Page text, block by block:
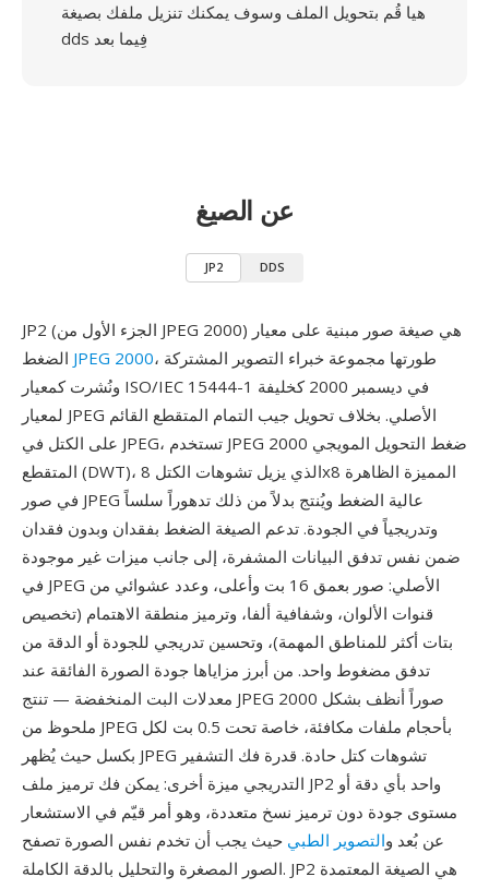
هيا قُم بتحويل الملف وسوف يمكنك تنزيل ملفك بصيغة
dds فِيما بعد
عن الصيغ
JP2 DDS
JP2 (الجزء الأول من JPEG 2000) هي صيغة صور مبنية على معيار
JPEG 2000، طورتها مجموعة خبراء التصوير المشتركة
ونُشرت كمعيار ISO/IEC 15444-1 في ديسمبر 2000 كخليفة
لمعيار JPEG الأصلي. بخلاف تحويل جيب التمام المتقطع القائم
على الكتل في JPEG، تستخدم JPEG 2000 ضغط التحويل المويجي
المتقطع (DWT)، الذي يزيل تشوهات الكتل 8x8 المميزة الظاهرة
في صور JPEG عالية الضغط ويُنتج بدلاً من ذلك تدهوراً سلساً
وتدريجياً في الجودة. تدعم الصيغة الضغط بفقدان وبدون فقدان
ضمن نفس تدفق البيانات المشفرة، إلى جانب ميزات غير موجودة
في JPEG الأصلي: صور بعمق 16 بت وأعلى، وعدد عشوائي من
قنوات الألوان، وشفافية ألفا، وترميز منطقة الاهتمام (تخصيص
بتات أكثر للمناطق المهمة)، وتحسين تدريجي للجودة أو الدقة من
تدفق مضغوط واحد. من أبرز مزاياها جودة الصورة الفائقة عند
معدلات البت المنخفضة — تنتج JPEG 2000 صوراً أنظف بشكل
ملحوظ من JPEG بأحجام ملفات مكافئة، خاصة تحت 0.5 بت لكل
بكسل حيث يُظهر JPEG تشوهات كتل حادة. قدرة فك التشفير
التدريجي ميزة أخرى: يمكن فك ترميز ملف JP2 واحد بأي دقة أو
مستوى جودة دون ترميز نسخ متعددة، وهو أمر قيّم في الاستشعار
عن بُعد والتصوير الطبي حيث يجب أن تخدم نفس الصورة تصفح
الصور المصغرة والتحليل بالدقة الكاملة. JP2 هي الصيغة المعتمدة